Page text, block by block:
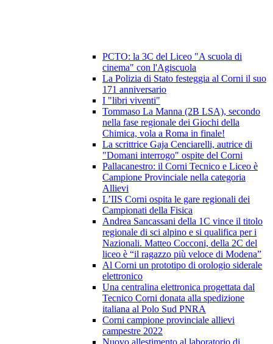
PCTO: la 3C del Liceo "A scuola di
cinema" con l'Agiscuola
La Polizia di Stato festeggia al Corni il suo
171 anniversario
I "libri viventi"
Tommaso La Manna (2B LSA), secondo
nella fase regionale dei Giochi della
Chimica, vola a Roma in finale!
La scrittrice Gaja Cenciarelli, autrice di
"Domani interrogo" ospite del Corni
Pallacanestro: il Corni Tecnico e Liceo è
Campione Provinciale nella categoria
Allievi
L’IIS Corni ospita le gare regionali dei
Campionati della Fisica
Andrea Sancassani della 1C vince il titolo
regionale di sci alpino e si qualifica per i
Nazionali. Matteo Cocconi, della 2C del
liceo è “il ragazzo più veloce di Modena”
Al Corni un prototipo di orologio siderale
elettronico
Una centralina elettronica progettata dal
Tecnico Corni donata alla spedizione
italiana al Polo Sud PNRA
Corni campione provinciale allievi
campestre 2022